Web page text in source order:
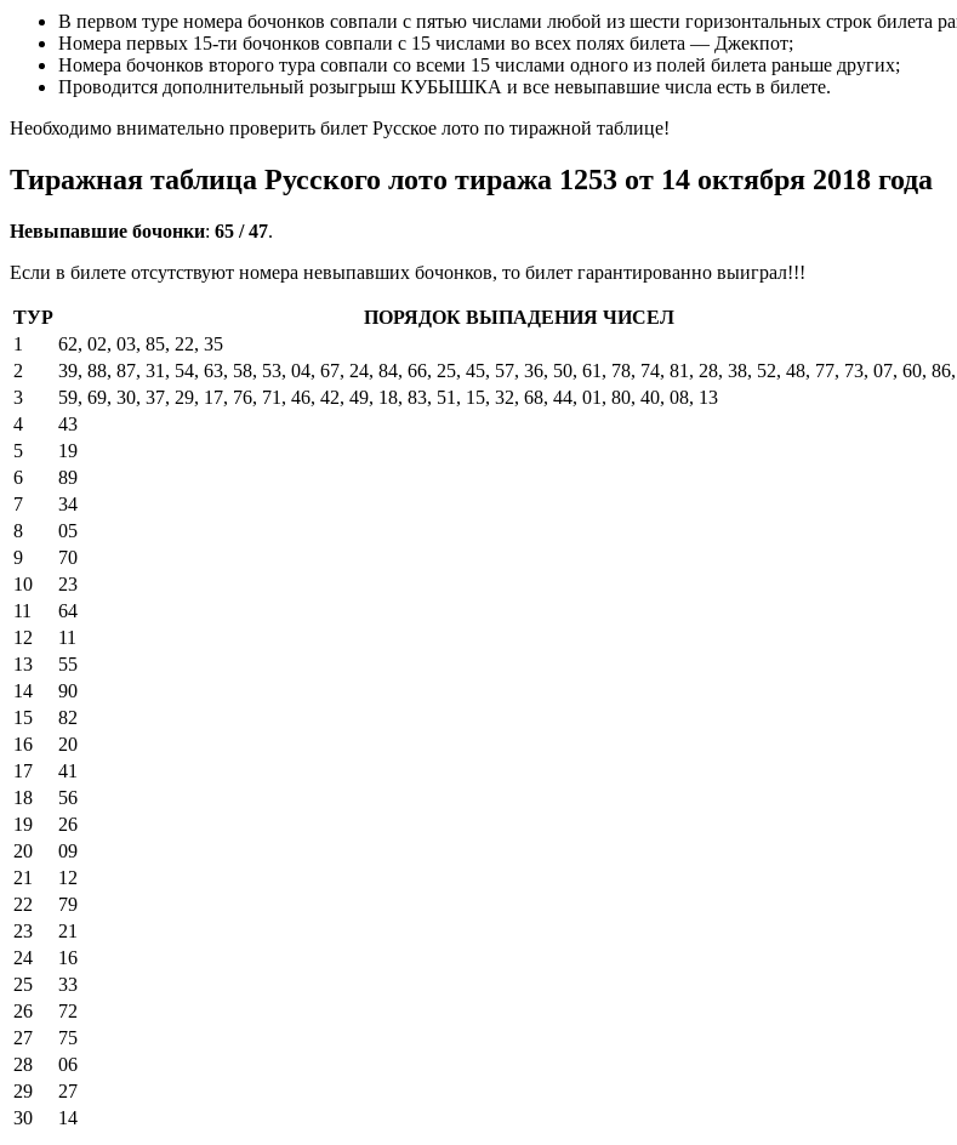
В первом туре номера бочонков совпали с пятью числами любой из шести горизонтальных строк билета
Номера первых 15-ти бочонков совпали с 15 числами во всех полях билета — Джекпот;
Номера бочонков второго тура совпали со всеми 15 числами одного из полей билета раньше других;
Проводится дополнительный розыгрыш КУБЫШКА и все невыпавшие числа есть в билете.
Необходимо внимательно проверить билет Русское лото по тиражной таблице!
Тиражная таблица Русского лото тиража 1253 от 14 октября 2018 года
Невыпавшие бочонки: 65 / 47.
Если в билете отсутствуют номера невыпавших бочонков, то билет гарантированно выиграл!!!
ТУР ПОРЯДОК ВЫПАДЕНИЯ ЧИСЕЛ
1
62, 02, 03, 85, 22, 35
2
39, 88, 87, 31, 54, 63, 58, 53, 04, 67, 24, 84, 66, 25, 45, 57, 36, 50, 61, 78, 74, 81, 28, 38, 52, 48, 77, 73, 07, 60,
3
59, 69, 30, 37, 29, 17, 76, 71, 46, 42, 49, 18, 83, 51, 15, 32, 68, 44, 01, 80, 40, 08, 13
4
43
5
19
6
89
7
34
8
05
9
70
10
23
11
64
12
11
13
55
14
90
15
82
16
20
17
41
18
56
19
26
20
09
21
12
22
79
23
21
24
16
25
33
26
72
27
75
28
06
29
27
30
14